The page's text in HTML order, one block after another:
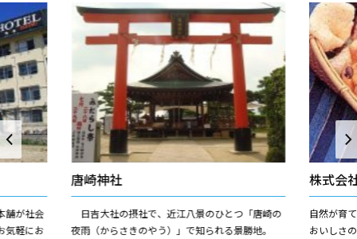
舗が社会
気軽にお
唐崎神社
日吉大社の摂社で、近江八景のひとつ「唐崎の
夜雨（からさきのやう）」で知られる景勝地。
株式会
自然が育
おいしさ